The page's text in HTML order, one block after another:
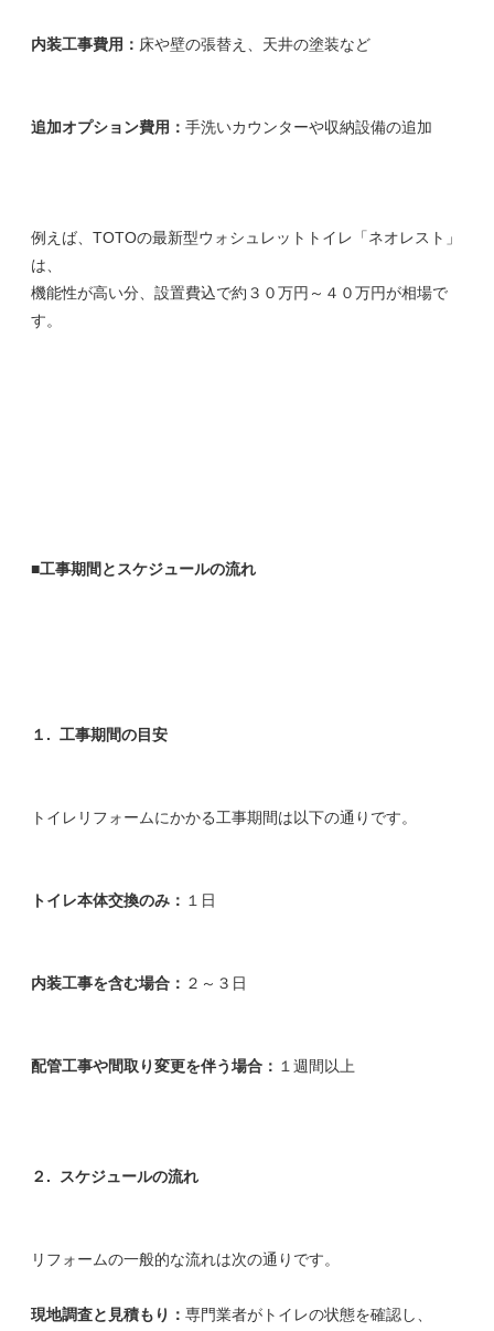
内装工事費用： 床や壁の張替え、天井の塗装など
追加オプション費用： 手洗いカウンターや収納設備の追加
例えば、TOTOの最新型ウォシュレットトイレ「ネオレスト」
は、
機能性が高い分、設置費込で約３０万円～４０万円が相場で
す。
■工事期間とスケジュールの流れ
１. 工事期間の目安
トイレリフォームにかかる工事期間は以下の通りです。
トイレ本体交換のみ： １日
内装工事を含む場合： ２～３日
配管工事や間取り変更を伴う場合： １週間以上
２. スケジュールの流れ
リフォームの一般的な流れは次の通りです。
現地調査と見積もり： 専門業者がトイレの状態を確認し、